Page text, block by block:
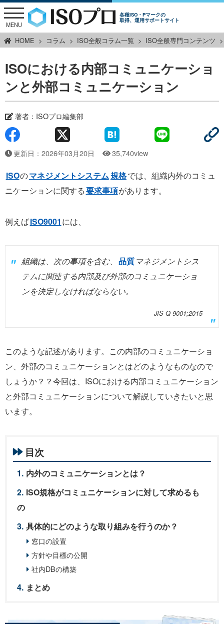
各種ISO・Pマークの
取得、運用サポートサイト
MENU
HOME コラム ISO全般コラム一覧 ISO全般専門コンテンツ
ISOにおける内部コミュニケーショ
ンと外部コミュニケーション
著者： ISOプロ編集部
更新日：2026年03月20日 35,740view
ISOのマネジメントシステム規格では、組織内外のコミュ
ニケーションに関する要求事項があります。
例えばISO9001 には、
組織は、次の事項を含む、 品質マネジメントシス
テムに関連する内部及び外部のコミュニケーショ
ンを決定しなければならない。
JIS Q 9001;2015
このような記述があります。この内部のコミュニケーショ
ン、外部のコミュニケーションとはどのようなものなので
しょうか？？今回は、ISOにおける内部コミュニケーション
と外部コミュニケーションについて解説していきたいと思
います。
目次
内外のコミュニケーションとは？
ISO規格がコミュニケーションに対して求めるも
の
具体的にどのような取り組みを行うのか？
窓口の設置
方針や目標の公開
社内DBの構築
まとめ